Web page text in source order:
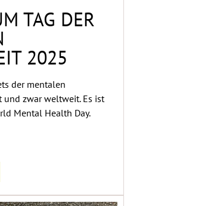
TAG DER
2025
der mentalen
und zwar weltweit. Es ist
Mental Health Day.